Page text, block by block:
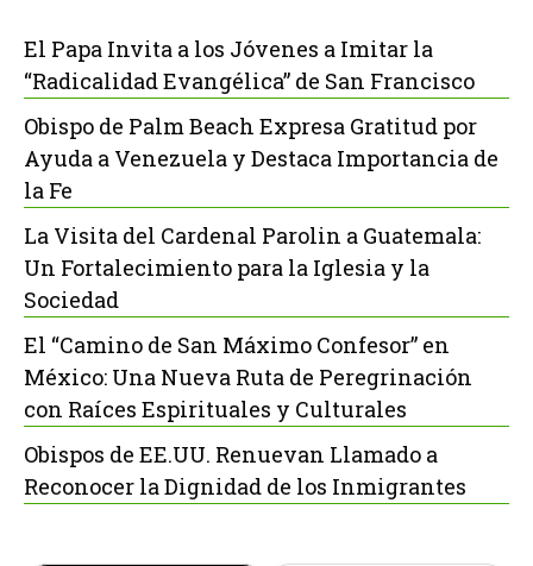
El Papa Invita a los Jóvenes a Imitar la
“Radicalidad Evangélica” de San Francisco
Obispo de Palm Beach Expresa Gratitud por
Ayuda a Venezuela y Destaca Importancia de
la Fe
La Visita del Cardenal Parolin a Guatemala:
Un Fortalecimiento para la Iglesia y la
Sociedad
El “Camino de San Máximo Confesor” en
México: Una Nueva Ruta de Peregrinación
con Raíces Espirituales y Culturales
Obispos de EE.UU. Renuevan Llamado a
Reconocer la Dignidad de los Inmigrantes